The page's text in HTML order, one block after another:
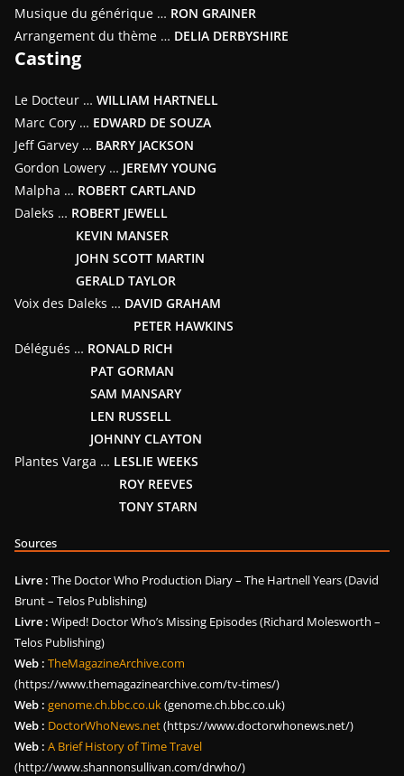
Musique du générique … RON GRAINER
Arrangement du thème … DELIA DERBYSHIRE
Casting
Le Docteur … WILLIAM HARTNELL
Marc Cory … EDWARD DE SOUZA
Jeff Garvey … BARRY JACKSON
Gordon Lowery … JEREMY YOUNG
Malpha … ROBERT CARTLAND
Daleks … ROBERT JEWELL
KEVIN MANSER
JOHN SCOTT MARTIN
GERALD TAYLOR
Voix des Daleks … DAVID GRAHAM
PETER HAWKINS
Délégués … RONALD RICH
PAT GORMAN
SAM MANSARY
LEN RUSSELL
JOHNNY CLAYTON
Plantes Varga … LESLIE WEEKS
ROY REEVES
TONY STARN
Sources
Livre : The Doctor Who Production Diary – The Hartnell Years (David
Brunt – Telos Publishing)
Livre : Wiped! Doctor Who’s Missing Episodes (Richard Molesworth –
Telos Publishing)
Web : TheMagazineArchive.com
(https://www.themagazinearchive.com/tv-times/)
Web : genome.ch.bbc.co.uk(genome.ch.bbc.co.uk)
Web : DoctorWhoNews.net(https://www.doctorwhonews.net/)
Web : A Brief History of Time Travel
(http://www.shannonsullivan.com/drwho/)